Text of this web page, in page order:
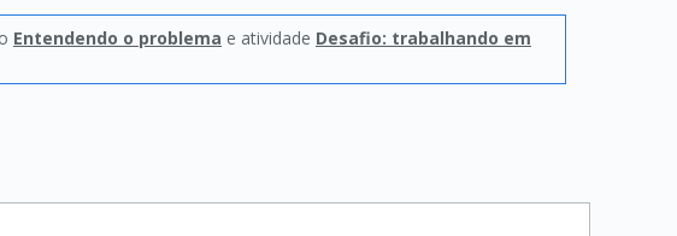
Entendendo o problema e atividade Desafio: trabalhando em